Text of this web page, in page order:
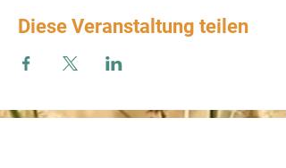
Diese Veranstaltung teilen